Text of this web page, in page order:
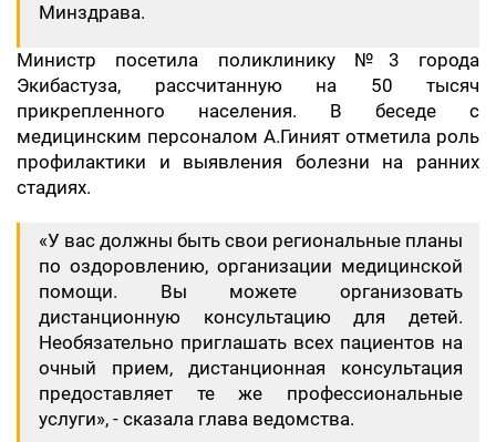
Минздрава.
Министр посетила поликлинику №3 города
Экибастуза, рассчитанную на 50 тысяч
прикрепленного населения. В беседе с
медицинским персоналом А.Гиният отметила роль
профилактики и выявления болезни на ранних
стадиях.
«У вас должны быть свои региональные планы
по оздоровлению, организации медицинской
помощи. Вы можете организовать
дистанционную консультацию для детей.
Необязательно приглашать всех пациентов на
очный прием, дистанционная консультация
предоставляет те же профессиональные
услуги», - сказала глава ведомства.